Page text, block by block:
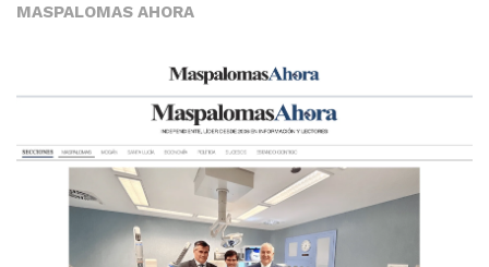
MASPALOMAS AHORA